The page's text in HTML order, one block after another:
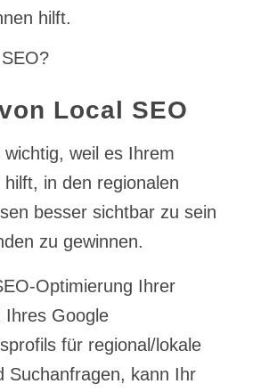
hilft.
Local SEO
weil es Ihrem
in den regionalen
besser sichtbar zu sein
zu gewinnen.
Optimierung Ihrer
Ihres Google
für regional/lokale
Suchanfragen, kann Ihr